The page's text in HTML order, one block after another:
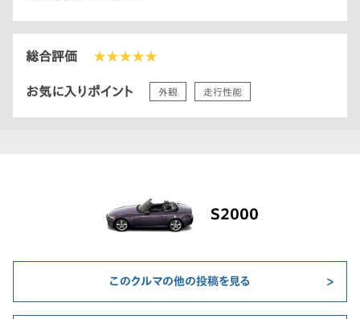
総合評価 ★★★★★
お気に入りポイント 外観 走行性能
S2000
このクルマの他の投稿を見る